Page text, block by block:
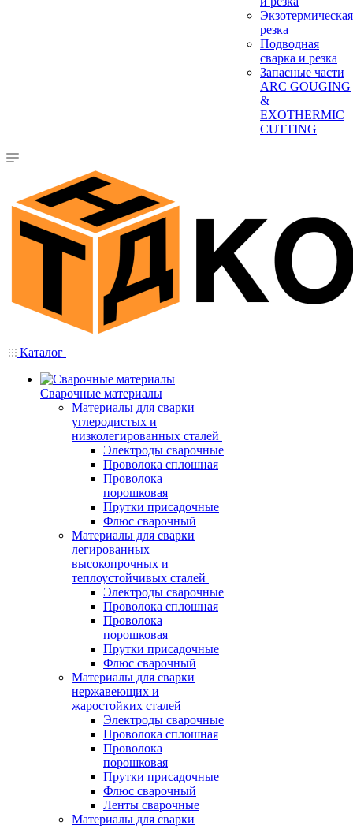
Экзотермическая
резка
Подводная
сварка и резка
Запасные части
ARC GOUGING
&
EXOTHERMIC
CUTTING
Каталог
Сварочные материалы
Материалы для сварки
углеродистых и
низколегированных сталей
Электроды сварочные
Проволока сплошная
Проволока
порошковая
Прутки присадочные
Флюс сварочный
Материалы для сварки
легированных
высокопрочных и
теплоустойчивых сталей
Электроды сварочные
Проволока сплошная
Проволока
порошковая
Прутки присадочные
Флюс сварочный
Материалы для сварки
нержавеющих и
жаростойких сталей
Электроды сварочные
Проволока сплошная
Проволока
порошковая
Прутки присадочные
Флюс сварочный
Ленты сварочные
Материалы для сварки